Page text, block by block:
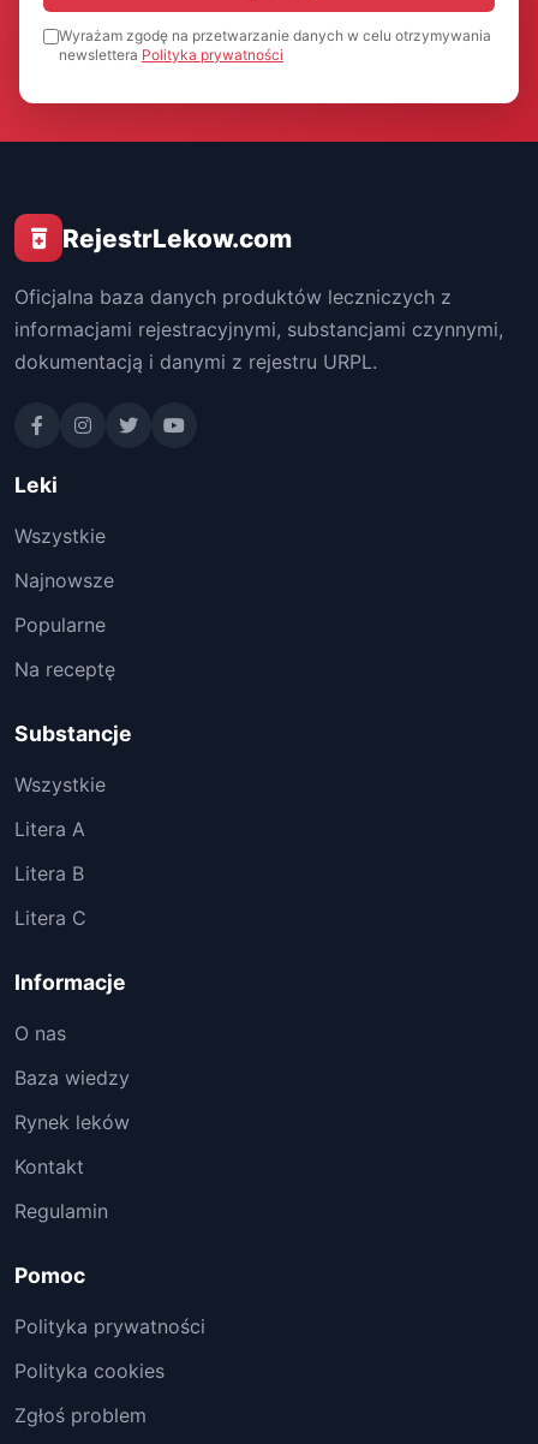
Wyrażam zgodę na przetwarzanie danych w celu otrzymywania
newslettera Polityka prywatności
RejestrLekow.com
Oficjalna baza danych produktów leczniczych z
informacjami rejestracyjnymi, substancjami czynnymi,
dokumentacją i danymi z rejestru URPL.
Leki
Wszystkie
Najnowsze
Popularne
Na receptę
Substancje
Wszystkie
Litera A
Litera B
Litera C
Informacje
O nas
Baza wiedzy
Rynek leków
Kontakt
Regulamin
Pomoc
Polityka prywatności
Polityka cookies
Zgłoś problem